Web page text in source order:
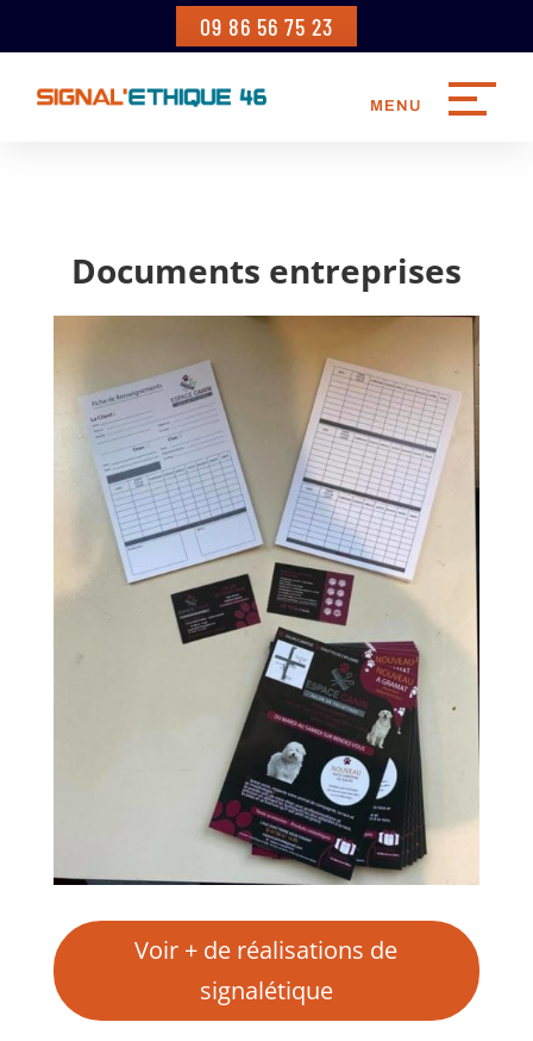
09 86 56 75 23
Documents entreprises
Voir + de réalisations de
signalétique